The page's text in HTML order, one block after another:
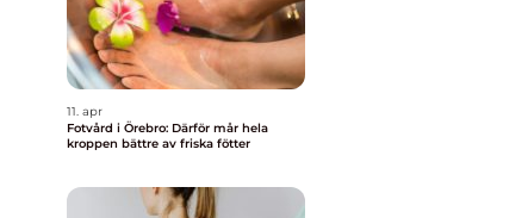
11. apr
Fotvård i Örebro: Därför mår hela
kroppen bättre av friska fötter